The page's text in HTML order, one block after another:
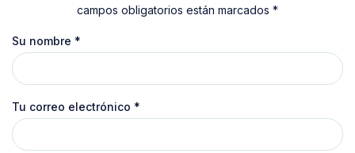
campos obligatorios están marcados *
Su nombre *
Tu correo electrónico *